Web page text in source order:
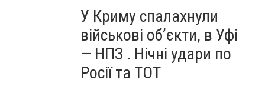
У Криму спалахнули
військові об’єкти, в Уфі
— НПЗ . Нічні удари по
Росії та ТОТ